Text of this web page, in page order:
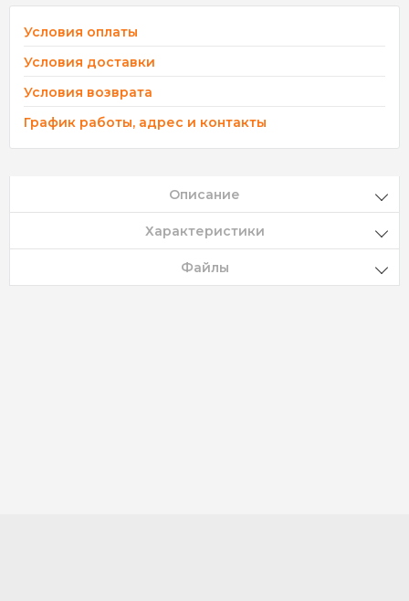
Условия оплаты
Условия доставки
Условия возврата
График работы, адрес и контакты
Описание
Характеристики
Файлы